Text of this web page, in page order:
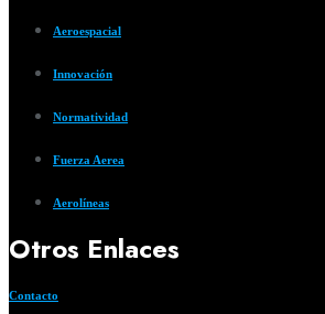
Aeroespacial
Innovación
Normatividad
Fuerza Aerea
Aerolíneas
Otros Enlaces
Contacto